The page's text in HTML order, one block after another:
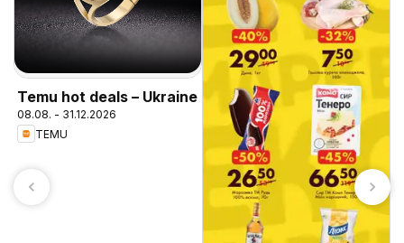
Temu hot deals – Ukraine
08.08. - 31.12.2026
TEMU